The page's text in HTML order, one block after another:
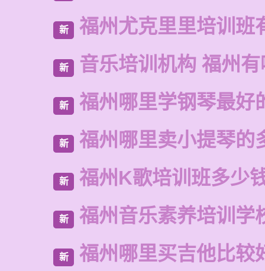
新 福州尤克里里培训班
新 音乐培训机构 福州
新 福州哪里学钢琴最好
新 福州哪里卖小提琴的
新 福州K歌培训班多少
新 福州音乐素养培训学
新 福州哪里买吉他比较